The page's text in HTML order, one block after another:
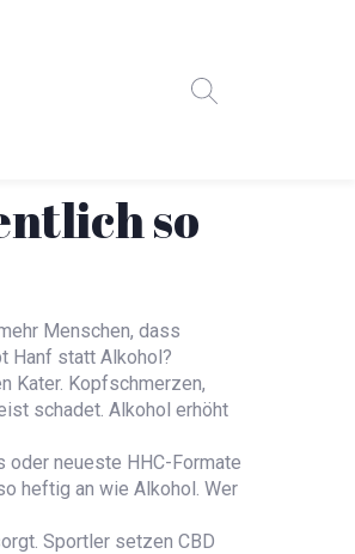
so
Menschen, dass
Hanf statt Alkohol?
Kater. Kopfschmerzen,
schadet. Alkohol erhöht
oder neueste HHC-Formate
heftig an wie Alkohol. Wer
Sportler setzen CBD